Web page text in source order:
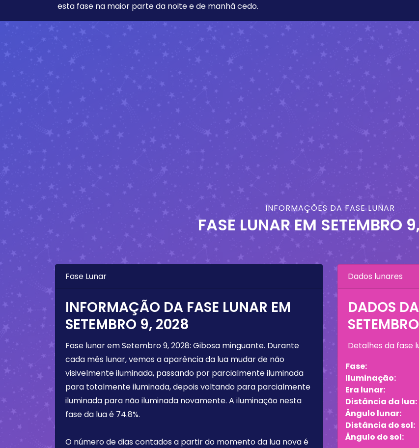
esta fase na maior parte da noite e de manhã cedo.
INFORMAÇÕES DA FASE LUNAR
FASE LUNAR EM SETEMBRO
Fase Lunar
INFORMAÇÃO DA FASE LUNAR EM
SETEMBRO 9, 2028
Fase lunar emSetembro 9, 2028: Gibosa minguante. Durante
cada mês lunar, vemos a aparência da lua mudar de não
visivelmente iluminada, passando por parcialmente iluminada
para totalmente iluminada, depois voltando para parcialmente
iluminada para não iluminada novamente. A iluminação nesta
fase da lua é 74.8%.
O número de dias contados a partir do momento da lua nova é
Dados lunares
DADOS
Detalhes da fase
Fase:
Iluminação:
Era lunar:
Distância da lua:
Ângulo lunar:
Distância do sol:
Ângulo do sol: